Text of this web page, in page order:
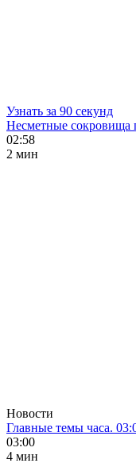
Узнать за 90 секунд
Несметные сокровища
02:58
2 мин
Новости
Главные темы часа.
03:00
4 мин